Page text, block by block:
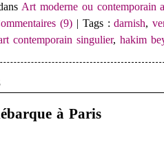
Art moderne ou contemporain
(9) | Tags :darnish,
contemporain singulier, hakim
à Paris